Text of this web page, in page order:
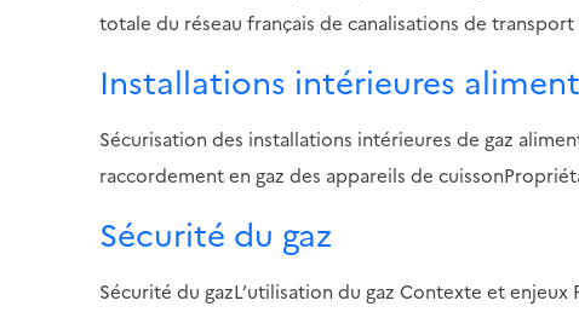
totale du réseau français de canalisations de
Installations intérieures
Sécurisation des installations intérieures de gaz
raccordement en gaz des appareils de
Sécurité du gaz
Sécurité du gazL’utilisation du gaz Contexte et